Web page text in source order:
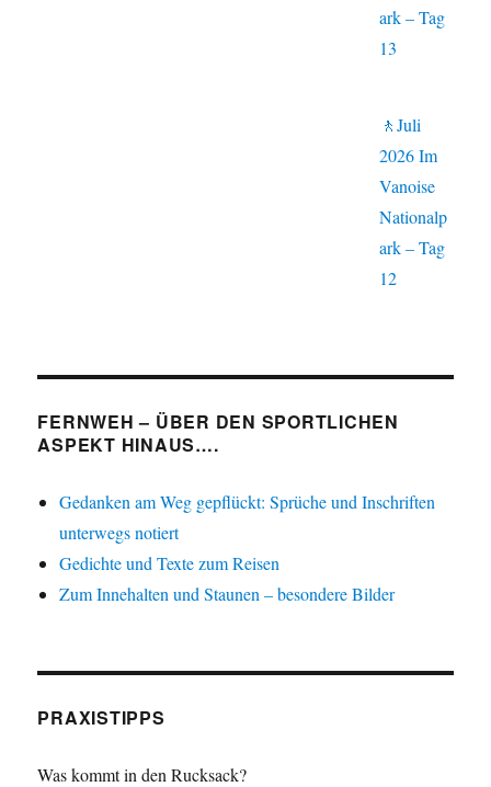
ark – Tag
13
🚶Juli
2026 Im
Vanoise
Nationalp
ark – Tag
12
FERNWEH – ÜBER DEN SPORTLICHEN
ASPEKT HINAUS….
Gedanken am Weg gepflückt: Sprüche und Inschriften
unterwegs notiert
Gedichte und Texte zum Reisen
Zum Innehalten und Staunen – besondere Bilder
PRAXISTIPPS
Was kommt in den Rucksack?